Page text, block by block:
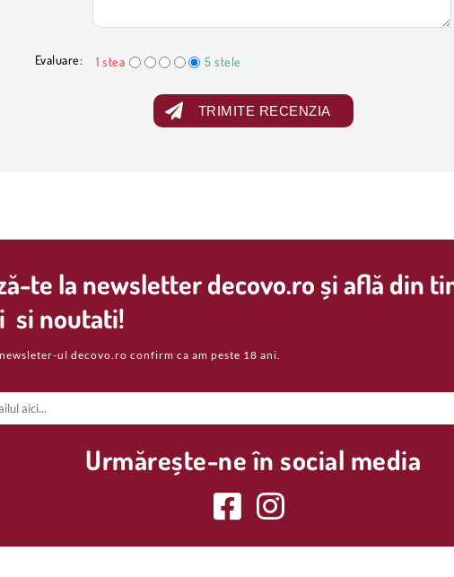
Evaluare: 1 stea 5 stele
TRIMITE RECENZIA
te la newsletter decovo.ro și află din
si noutati!
ul decovo.ro confirm ca am peste 18 ani.
Urmărește-ne în social media